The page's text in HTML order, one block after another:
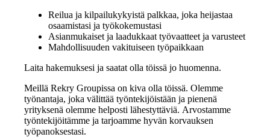
Reilua ja kilpailukykyistä palkkaa, joka heijastaa
osaamistasi ja työkokemustasi
Asianmukaiset ja laadukkaat työvaatteet ja varusteet
Mahdollisuuden vakituiseen työpaikkaan
Laita hakemuksesi ja saatat olla töissä jo huomenna.
Meillä Rekry Groupissa on kiva olla töissä. Olemme
työnantaja, joka välittää työntekijöistään ja pienenä
yrityksenä olemme helposti lähestyttäviä. Arvostamme
työntekijöitämme ja tarjoamme hyvän korvauksen
työpanoksestasi.